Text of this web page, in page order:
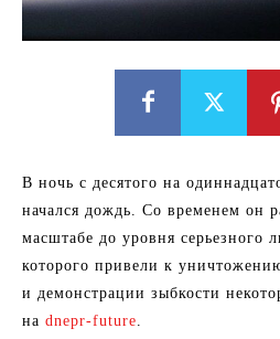
В ночь с десятого на
начался дождь. Со временем он
масштабе до уровня серьезного
которого привели к
и демонстрации зыбкости
на dnepr-future.